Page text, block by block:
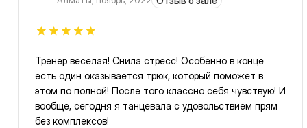
Тренер веселая! Снила стресс! Особенно в конце
есть один оказывается трюк, который поможет в
этом по полной! После того классно себя чувствую! И
вообще, сегодня я танцевала с удовольствием прям
без комплексов!